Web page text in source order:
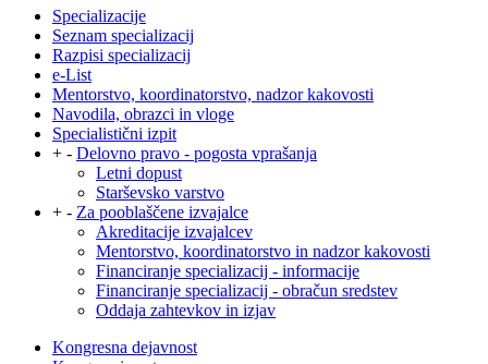
Specializacije
Seznam specializacij
Razpisi specializacij
e-List
Mentorstvo, koordinatorstvo, nadzor kakovosti
Navodila, obrazci in vloge
Specialistični izpit
+ - Delovno pravo - pogosta vprašanja
Letni dopust
Starševsko varstvo
+ - Za pooblaščene izvajalce
Akreditacije izvajalcev
Mentorstvo, koordinatorstvo in nadzor kakovosti
Financiranje specializacij - informacije
Financiranje specializacij - obračun sredstev
Oddaja zahtevkov in izjav
Kongresna dejavnost